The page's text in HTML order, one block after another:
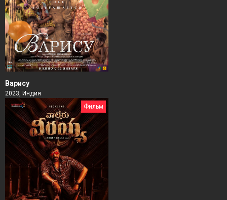
Варису
2023, Индия
Фильм